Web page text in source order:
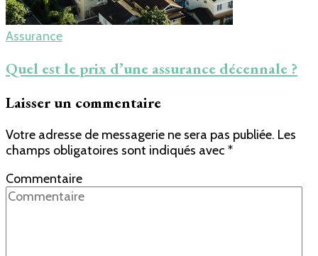
Assurance
Quel est le prix d’une assurance décennale ?
Laisser un commentaire
Votre adresse de messagerie ne sera pas publiée. Les
champs obligatoires sont indiqués avec *
Commentaire